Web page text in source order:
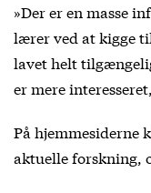
»Der er en masse
lærer ved at kigge
lavet helt
er mere
På hjemmesiderne
aktuelle forskning,